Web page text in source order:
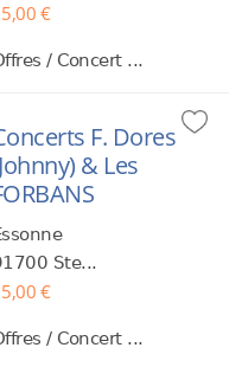
€
/ Concert ...
F. Dores
& Les
Ste...
€
/ Concert ...